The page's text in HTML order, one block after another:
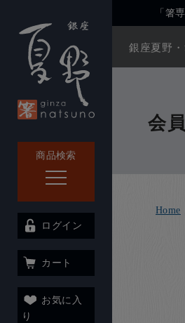
商品検索
「箸
銀座夏野
ログイン
カート
お気に入
り
会
Home